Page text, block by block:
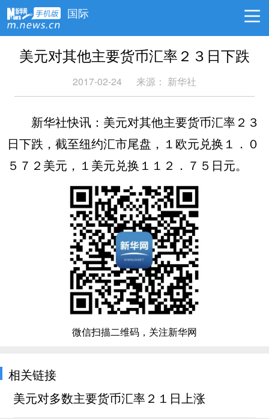
国际
美元对其他主要货币汇率２３日下跌
2017-02-24 来源： 新华社
新华社快讯：美元对其他主要货币汇率２３
日下跌，截至纽约汇市尾盘，１欧元兑换１．０
５７２美元，１美元兑换１１２．７５日元。
微信扫描二维码，关注新华网
相关链接
美元对多数主要货币汇率２１日上涨